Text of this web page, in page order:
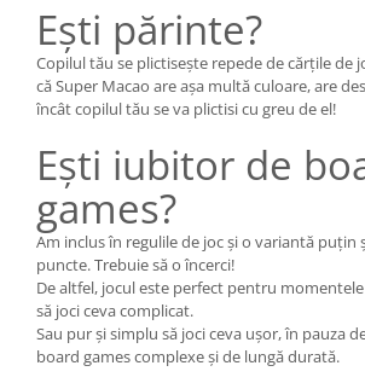
Ești părinte?
Copilul tău se plictisește repede de cărțile de
că Super Macao are așa multă culoare, are
încât copilul tău se va plictisi cu greu de el!
Ești iubitor de
games?
Am inclus în regulile de joc și o variantă puțin
puncte. Trebuie să o încerci!
De altfel, jocul este perfect pentru
să joci ceva complicat.
Sau pur și simplu să joci ceva ușor, în pauza
board games complexe și de lungă durată.